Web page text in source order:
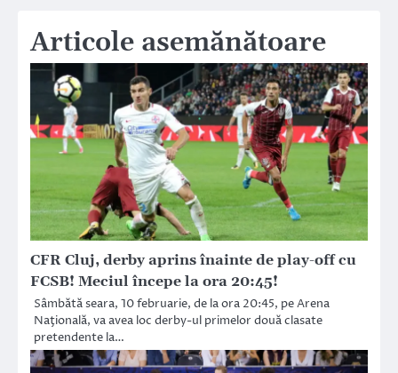
Articole asemănătoare
CFR Cluj, derby aprins înainte de play-off cu
FCSB! Meciul începe la ora 20:45!
Sâmbătă seara, 10 februarie, de la ora 20:45, pe Arena
Naţională, va avea loc derby-ul primelor două clasate
pretendente la…